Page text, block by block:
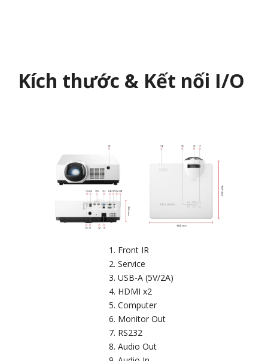
Kích thước & Kết nối I/O
Front IR
Service
USB-A (5V/2A)
HDMI x2
Computer
Monitor Out
RS232
Audio Out